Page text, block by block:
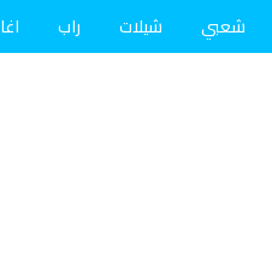
شعبي شيلات راب